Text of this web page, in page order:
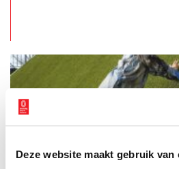
Deze website maakt gebruik van
Woerdersluis in Spaarndam.